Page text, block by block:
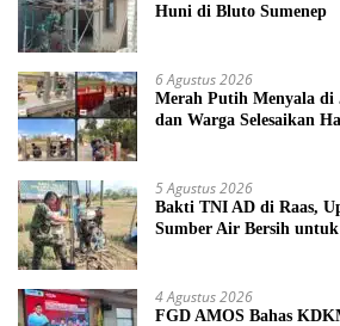
Huni di Bluto Sumenep
6 Agustus 2026
Merah Putih Menyala di
dan Warga Selesaikan
5 Agustus 2026
Bakti TNI AD di Raas,
Sumber Air Bersih
4 Agustus 2026
FGD AMOS Bahas